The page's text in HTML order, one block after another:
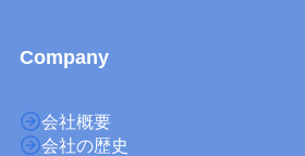
Company
会社概要
会社の歴史